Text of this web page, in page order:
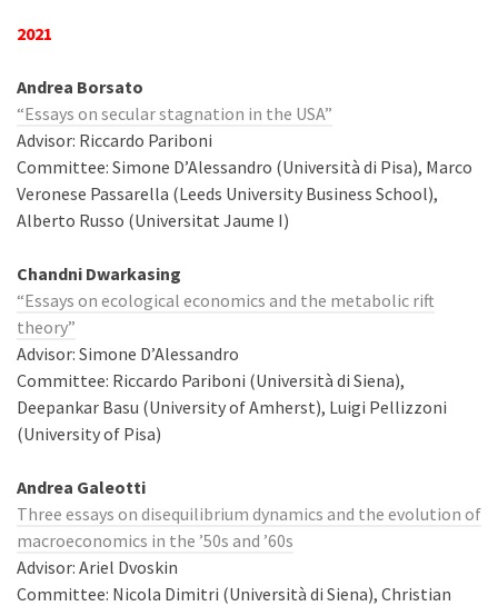
2021
Andrea Borsato
“Essays on secular stagnation in the USA”
Advisor: Riccardo Pariboni
Committee: Simone D’Alessandro (Università di Pisa), Marco
Veronese Passarella (Leeds University Business School),
Alberto Russo (Universitat Jaume I)
Chandni Dwarkasing
“Essays on ecological economics and the metabolic rift
theory”
Advisor: Simone D’Alessandro
Committee: Riccardo Pariboni (Università di Siena),
Deepankar Basu (University of Amherst), Luigi Pellizzoni
(University of Pisa)
Andrea Galeotti
Three essays on disequilibrium dynamics and the evolution of
macroeconomics in the ’50s and ’60s
Advisor: Ariel Dvoskin
Committee: Nicola Dimitri (Università di Siena), Christian